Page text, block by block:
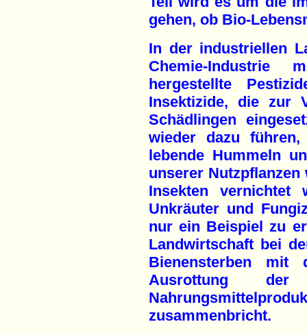
gehen, ob Bio-
In der industriellen
Chemie-Industrie
hergestellte
Insektizide, die zur
Schädlingen
wieder dazu
lebende Hummeln
unserer
Insekten vernichtet
Unkräuter und
nur ein Beispiel zu
Landwirtschaft bei
Bienensterben
Ausrottung
zusammenbricht.